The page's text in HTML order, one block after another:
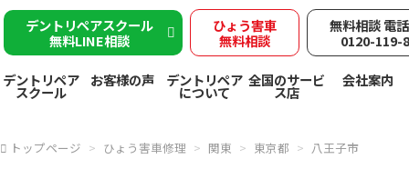
デントリペアスクール
無料LINE相談
ひょう害車
無料相談
無料相談 電
0120-119-
デントリペア
スクール
お客様の声 デントリペア
について
全国のサービ
ス店
会社案内
トップページ ひょう害車修理 関東 東京都 八王子市